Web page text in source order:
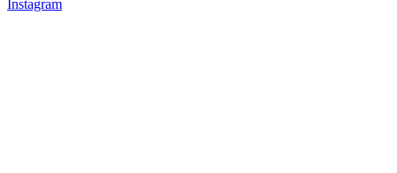
Instagram